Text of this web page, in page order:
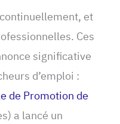
et
Ces
significative
d’emploi :
de Promotion de
a lancé un